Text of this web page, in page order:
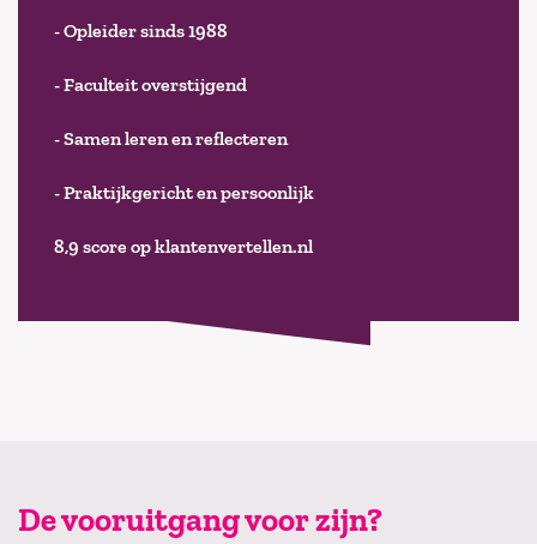
- Opleider sinds 1988
- Faculteit overstijgend
- Samen leren en reflecteren
- Praktijkgericht en persoonlijk
8,9 score op klantenvertellen.nl
De vooruitgang voor zijn?